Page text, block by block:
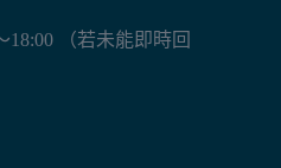
（若未能即時回